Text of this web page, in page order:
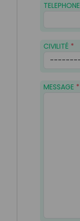
TELEPHONE
CIVILITÉ *
MESSAGE *